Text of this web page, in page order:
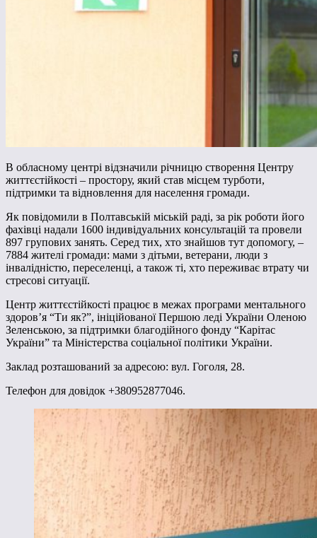
В обласному центрі відзначили річницю створення Центру
життєстійкості – простору, який став місцем турботи,
підтримки та відновлення для населення громади.
Як повідомили в Полтавській міській раді, за рік роботи його
фахівці надали 1600 індивідуальних консультацій та провели
897 групових занять. Серед тих, хто знайшов тут допомогу, –
7884 жителі громади: мами з дітьми, ветерани, люди з
інвалідністю, переселенці, а також ті, хто переживає втрату чи
стресові ситуації.
Центр життєстійкості працює в межах програми ментального
здоров’я “Ти як?”, ініційованої Першою леді України Оленою
Зеленською, за підтримки благодійного фонду “Карітас
України” та Міністерства соціальної політики України.
Заклад розташований за адресою: вул. Гоголя, 28.
Телефон для довідок +380952877046.